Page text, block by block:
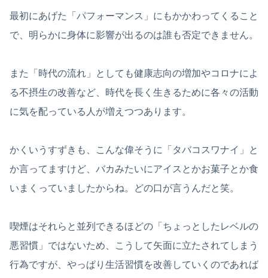
最初にあげた「パフォーマンス」にもかかわってくること
で、明らかに身体に影響が出るのは誰も否定できません。
また「時代の流れ」としても健康志向の増加やコロナによ
る不摂生の改善など、時代を長く生きるために各々の活動
に気を配っている人が増えつつあります。
かくいうすずきも、こんな偉そうに「タバコスワナイ」と
か言ってますけど、バカみたいにアイスとかお菓子とか食
いまくっていましたからね。どの口が言うんだと笑。
喫煙はそれらと並列できるほどの「ちょっとしたレベルの
悪習慣」ではないため、こうして矢面に立たされてしまう
行為ですが、やっぱり生活習慣を改善していくのであれば